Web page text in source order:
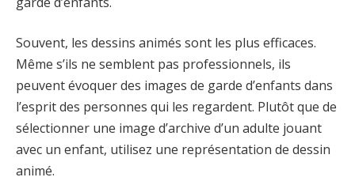
Souvent, les dessins animés sont les plus efficaces.
Même s’ils ne semblent pas professionnels, ils
peuvent évoquer des images de garde d’enfants dans
l’esprit des personnes qui les regardent. Plutôt que de
sélectionner une image d’archive d’un adulte jouant
avec un enfant, utilisez une représentation de dessin
animé.